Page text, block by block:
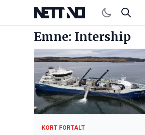
Emne: Intership
KORT FORTALT